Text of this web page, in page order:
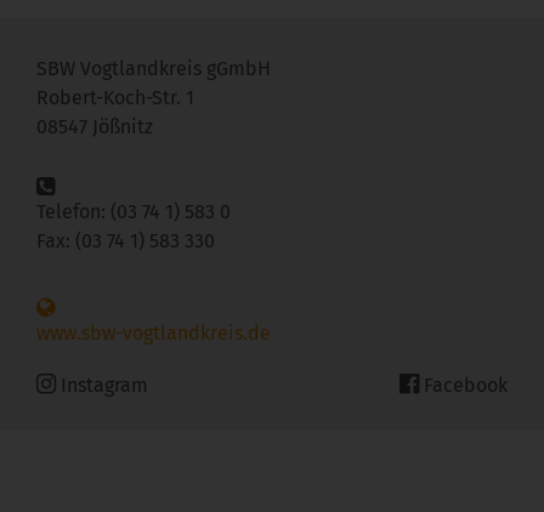
SBW Vogtlandkreis gGmbH
Robert-Koch-Str. 1
08547 Jößnitz
Telefon: (03 74 1) 583 0
Fax: (03 74 1) 583 330
www.sbw-vogtlandkreis.de
Instagram Facebook